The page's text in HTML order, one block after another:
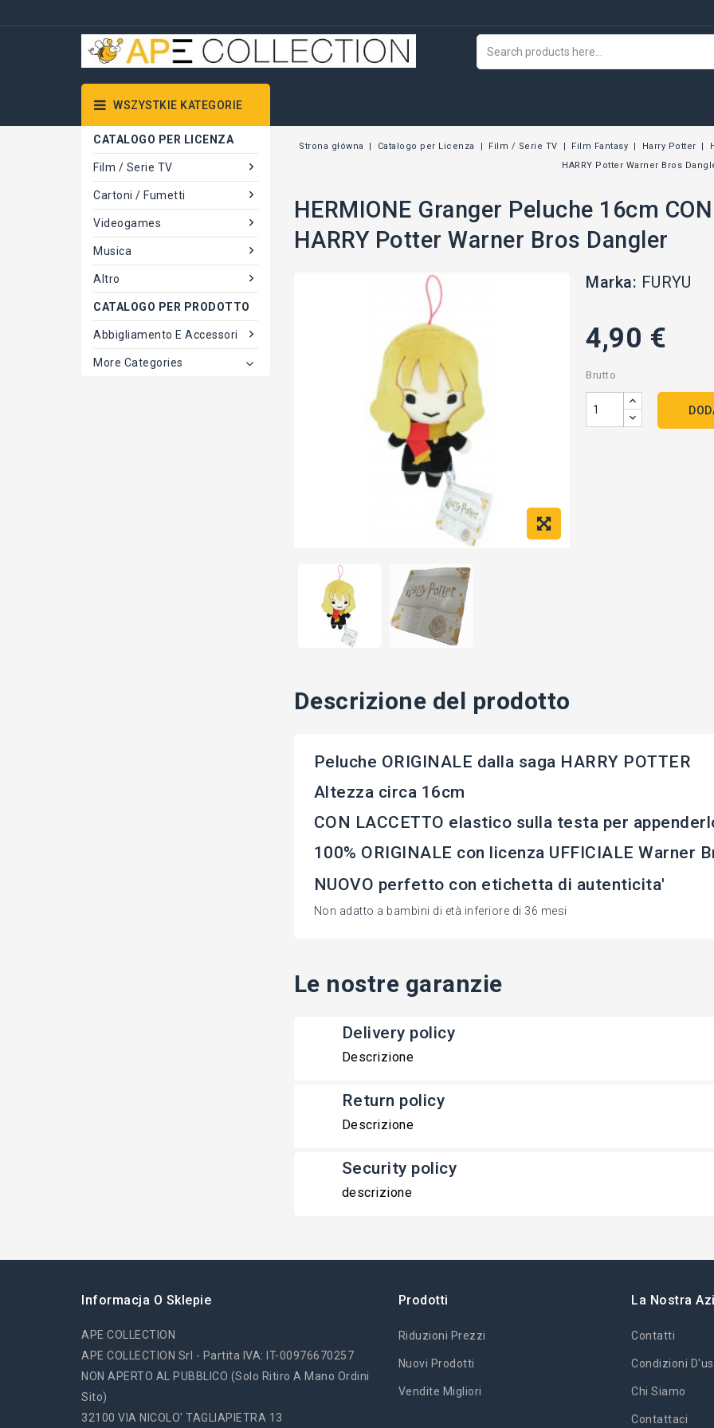
WSZYSTKIE KATEGORIE
CATALOGO PER LICENZA
Film / Serie TV
Cartoni / Fumetti
Videogames
Musica
Altro
CATALOGO PER PRODOTTO
Abbigliamento E Accessori
More Categories
Strona główna Catalogo per Licenza Film / Serie TV Film Fantasy Harry Potter
HARRY Potter Warner Bros
HERMIONE Granger Peluche 16cm
HARRY Potter Warner Bros Dangler
Marka: FURYU
4,90 €
Brutto
Descrizione del prodotto
Peluche ORIGINALE dalla saga HARRY POTTER
Altezza circa 16cm
CON LACCETTO elastico sulla testa per
100% ORIGINALE con licenza UFFICIALE Warner
NUOVO perfetto con etichetta di autenticita'
Non adatto a bambini di età inferiore di 36 mesi
Le nostre garanzie
Delivery policy
Descrizione
Return policy
Descrizione
Security policy
descrizione
Informacja O Sklepie
APE COLLECTION
APE COLLECTION Srl - Partita IVA: IT-00976670257
NON APERTO AL PUBBLICO (solo Ritiro A Mano Ordini
Sito)
32100 VIA NICOLO' TAGLIAPIETRA 13
Prodotti
Riduzioni Prezzi
Nuovi Prodotti
Vendite Migliori
La Nostra
Contatti
Condizioni
Chi Siamo
Contattaci